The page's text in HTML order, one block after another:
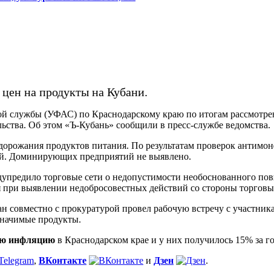
на продукты на Кубани.
службы (УФАС) по Краснодарскому краю по итогам
Об этом «Ъ-Кубань» сообщили в пресс-службе ведомства.
продуктов питания. По результатам проверок
Доминирующих предприятий не выявлено.
торговые сети о недопустимости
выявлении недобросовестных действий со стороны
совместно с прокуратурой провел рабочую встречу с
продукты.
инфляцию в Краснодарском крае и у них получилось 15% за
, ВКонтакте и Дзен .